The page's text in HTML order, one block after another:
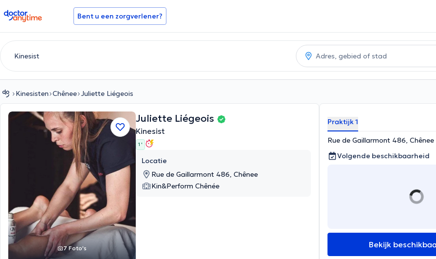
doctoranytime Bent u een zorgverlener?
Kinesisten Chênee Juliette Liégeois
7 Foto's
Juliette Liégeois
Kinesist
1 '
Locatie
Rue de Gaillarmont 486, Chênee
Kin&Perform Chênée
Praktijk 1
Rue de Gaillarmont 486, Chênee
Volgende beschikbaarheid
Bekijk